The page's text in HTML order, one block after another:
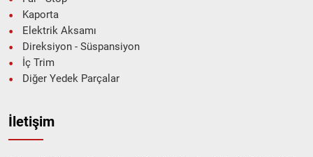
Kaporta
Elektrik Aksamı
Direksiyon - Süspansiyon
İç Trim
Diğer Yedek Parçalar
İletişim